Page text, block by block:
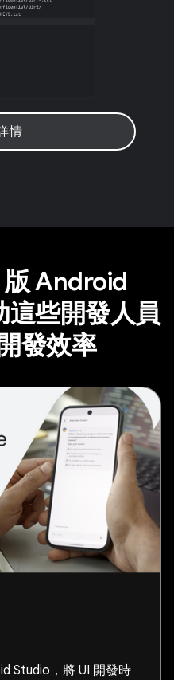
情
Android
這些開發人員
發效率
Studio，將 UI 開發時